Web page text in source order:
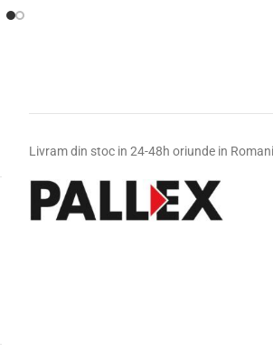
Livram din stoc in 24-48h oriunde in